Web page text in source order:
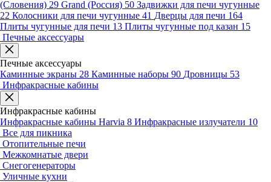
(Словения) 29 Grand (Россия) 50 Задвижки для печи чугунные
22 Колосники для печи чугунные 41 Дверцы для печи 164
Плиты чугунные для печи 13 Плиты чугунные под казан 15
Печные аксессуары
Печные аксессуары
Каминные экраны 28 Каминные наборы 90 Дровницы 53
Инфракрасные кабины
Инфракрасные кабины
Инфракрасные кабины Harvia 8 Инфракрасные излучатели 10
Все для пикника
Отопительные печи
Межкомнатые двери
Снегогенераторы
Уличные кухни